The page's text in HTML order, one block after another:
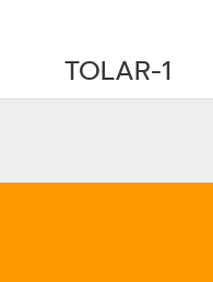
TOLAR-1